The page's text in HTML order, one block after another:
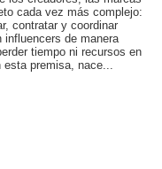
cada vez más complejo:
contratar y coordinar
influencers de manera
tiempo ni recursos en
esta premisa, nace...